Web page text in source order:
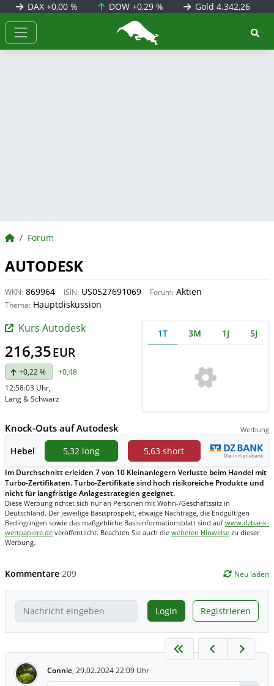
DAX +0,00 % DOW+0,29 % Gold 4.342,26
BörsenNEWS.de
BörsenNEWS.de
Forum
AUTODESK
WKN: 869964 ISIN: US0527691069 Forum: Aktien
Thema: Hauptdiskussion
Kurs Autodesk
216,35EUR
+0,22 %
+0,48
12:58:03 Uhr,
Lang & Schwarz
1T 3M 1J 5J
Knock-Outs auf Autodesk Werbung
Hebel 5,32 long 5,63 short
Im Durchschnitt erleiden 7 von 10 Kleinanlegern Verluste beim Handel mit
Turbo-Zertifikaten. Turbo-Zertifikate sind hoch risikoreiche Produkte und
nicht für langfristige Anlagestrategien geeignet.
Diese Werbung richtet sich nur an Personen mit Wohn-/Geschäftssitz in
Deutschland. Der jeweilige Basisprospekt, etwaige Nachträge, die Endgültigen
Bedingungen sowie das maßgebliche Basisinformationsblatt sind auf www.dzbank-
wertpapiere.de veröffentlicht. Beachten Sie auch die weiteren Hinweise zu dieser
Werbung.
Kommentare 209 Neu laden
Login Registrieren
Connie, 29.02.2024 22:09 Uhr